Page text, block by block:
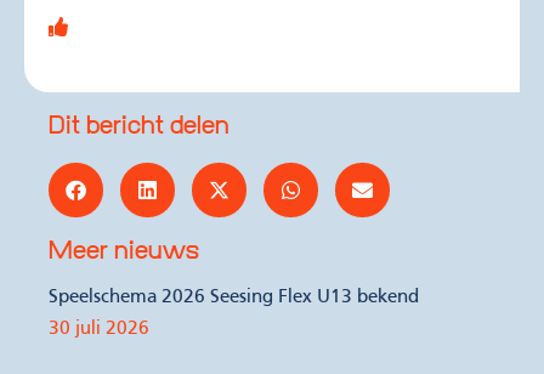
Dit bericht delen
Meer nieuws
Speelschema 2026 Seesing Flex U13 bekend
30 juli 2026